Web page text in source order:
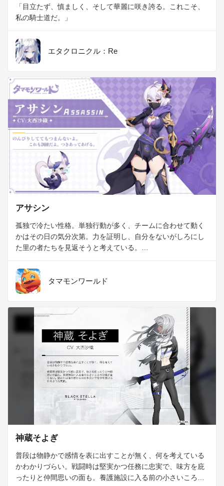
「目立たず、慎ましく、そして華麗に咲き誇る。これこそ、
エタクロニクル：Re
アサシン
孤独で冷たい性格。単独行動が多く、チームに合わせて動く
かはその日の気分次第。力を証明し、自分をないがしろにし
た里の者たちを見返そうと考えている。
いるが、パートナーというよりは強力な武器に対する愛着に
近い。
タマモンワールド
神蔵そよぎ
普段は物静かで感情を表に出すことが無く、何を考えている
かわかりづらい。戦闘時は堅実かつ任務に忠実で、味方を庇
ったりと仲間思いの面も。養護施設に入る前の小さいころの